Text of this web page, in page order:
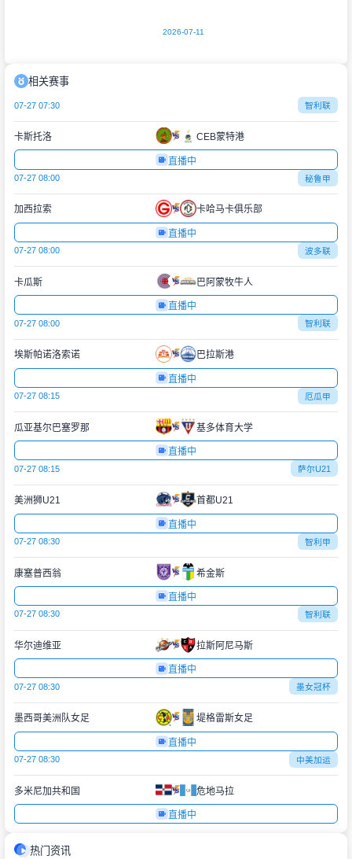
2026-07-11
相关赛事
07-27 07:30 智利联
卡斯托洛 CEB蒙特港
直播中
07-27 08:00 秘鲁甲
加西拉索 卡哈马卡俱乐部
直播中
07-27 08:00 波多联
卡瓜斯 巴阿蒙牧牛人
直播中
07-27 08:00 智利联
埃斯帕诺洛索诺 巴拉斯港
直播中
07-27 08:15 厄瓜甲
瓜亚基尔巴塞罗那 基多体育大学
直播中
07-27 08:15 萨尔U21
美洲狮U21 首都U21
直播中
07-27 08:30 智利甲
康塞普西翁 希金斯
直播中
07-27 08:30 智利联
华尔迪维亚 拉斯阿尼马斯
直播中
07-27 08:30 墨女冠杯
墨西哥美洲队女足 堤格雷斯女足
直播中
07-27 08:30 中美加运
多米尼加共和国 危地马拉
直播中
热门资讯